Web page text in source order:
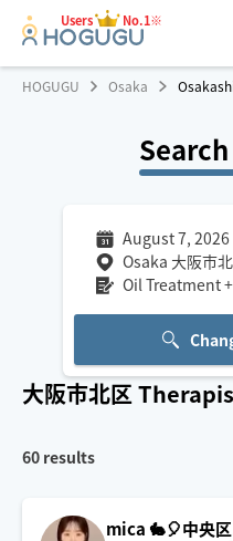
Users No.1※
HOGUGU Osaka
August 7, 2026
Osaka 大阪市
Oil Treatment
大阪市北区
60 results
mica 🐇🎈中央